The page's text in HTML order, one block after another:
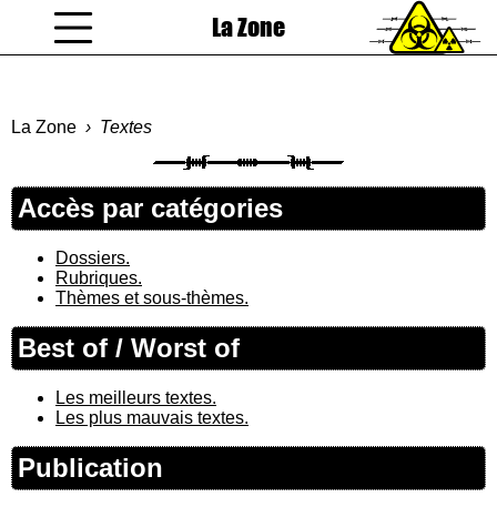
La Zone
La Zone Textes
Accès par catégories
Dossiers.
Rubriques.
Thèmes et sous-thèmes.
Best of / Worst of
Les meilleurs textes.
Les plus mauvais textes.
Publication